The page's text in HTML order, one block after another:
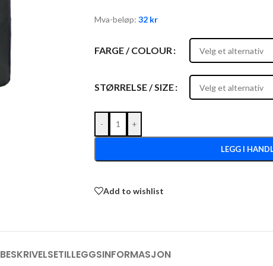
Mva-beløp: 32 kr
FARGE / COLOUR
STØRRELSE / SIZE
- +
LEGG I
Add to wishlist
BESKRIVELSETILLEGGSINFORMASJON